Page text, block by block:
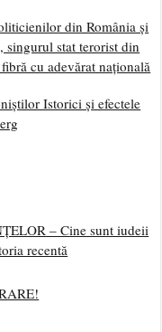
din România și
singurul stat terorist din
cu adevărat națională
Istorici și efectele
– Cine sunt iudeii
recentă